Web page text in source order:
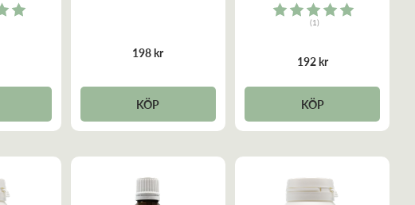
198 kr
KÖP
Rating:
(1)
192 kr
KÖP